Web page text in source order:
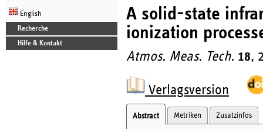
English
Recherche
Hilfe & Kontakt
A solid-state
ionization
Atmos. Meas. Tech. 18,
Verlagsversion
Abstract Metriken Zusatzinfos